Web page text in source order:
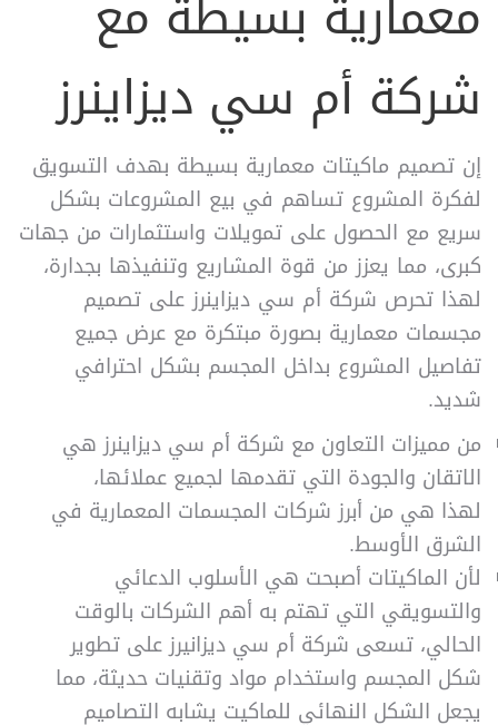
معمارية بسيطة مع
شركة أم سي ديزاينرز
إن تصميم ماكيتات معمارية بسيطة بهدف التسويق
لفكرة المشروع تساهم في بيع المشروعات بشكل
سريع مع الحصول على تمويلات واستثمارات من جهات
كبرى، مما يعزز من قوة المشاريع وتنفيذها بجدارة،
لهذا تحرص شركة أم سي ديزاينرز على تصميم
مجسمات معمارية بصورة مبتكرة مع عرض جميع
تفاصيل المشروع بداخل المجسم بشكل احترافي
شديد.
من مميزات التعاون مع شركة أم سي ديزاينرز هي
الاتقان والجودة التي تقدمها لجميع عملائها،
لهذا هي من أبرز شركات المجسمات المعمارية في
الشرق الأوسط.
لأن الماكيتات أصبحت هي الأسلوب الدعائي
والتسويقي التي تهتم به أهم الشركات بالوقت
الحالي، تسعى شركة أم سي ديزانيرز على تطوير
شكل المجسم واستخدام مواد وتقنيات حديثة، مما
يجعل الشكل النهائي للماكيت يشابه التصاميم